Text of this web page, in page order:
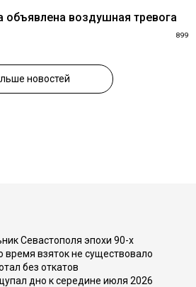
объявлена воздушная тревога
899
новостей
Севастополя эпохи 90-х
время взяток не существовало
без откатов
дно к середине июля 2026